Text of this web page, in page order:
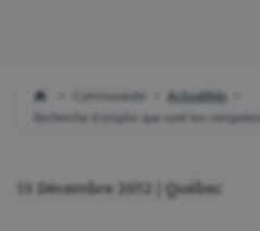
Communaute
Actualités
Recherche d emploi que sont les
13 Décembre 2012 | Québec